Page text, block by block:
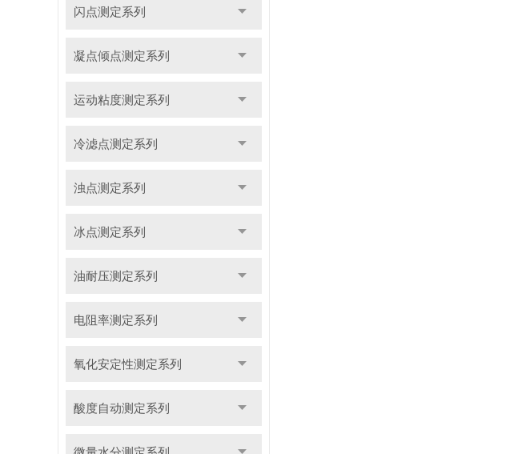
闪点测定系列
凝点倾点测定系列
运动粘度测定系列
冷滤点测定系列
浊点测定系列
冰点测定系列
油耐压测定系列
电阻率测定系列
氧化安定性测定系列
酸度自动测定系列